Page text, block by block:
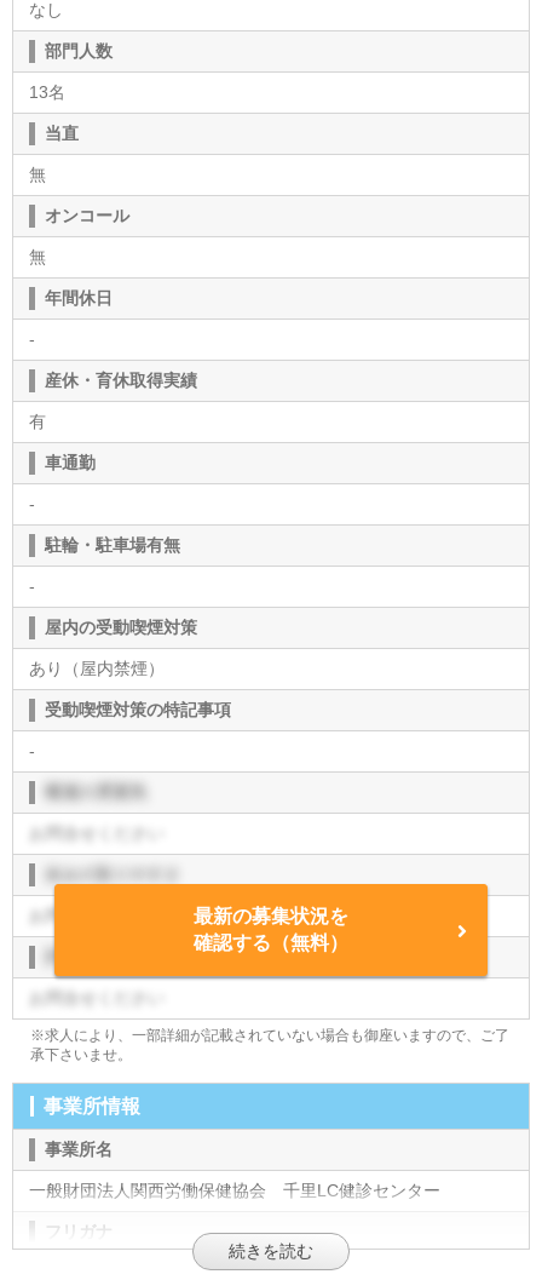
なし
部門人数
13名
当直
無
オンコール
無
年間休日
-
産休・育休取得実績
有
車通勤
-
駐輪・駐車場有無
-
屋内の受動喫煙対策
あり（屋内禁煙）
受動喫煙対策の特記事項
-
最新の募集状況を
確認する（無料）
※求人により、一部詳細が記載されていない場合も御座いますので、ご了
承下さいませ。
事業所情報
事業所名
一般財団法人関西労働保健協会 千里LC健診センター
フリガナ
センリエルシーケンシンセンター